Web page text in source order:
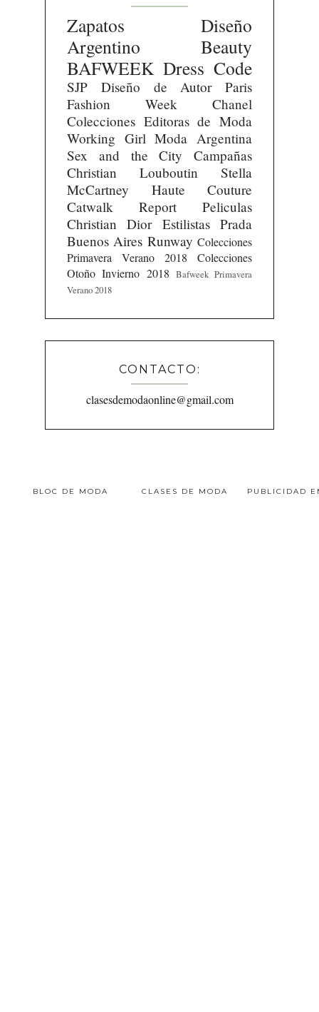
Zapatos
Diseño
Argentino
Beauty
BAFWEEK Dress Code
SJP Diseño de Autor
Paris
Fashion Week
Chanel
Colecciones Editoras de Moda
Working Girl Moda Argentina
Sex and the City
Campañas
Christian Louboutin
Stella
McCartney
Haute Couture
Catwalk Report
Peliculas
Christian Dior Estilistas Prada
Buenos Aires Runway Colecciones
Primavera Verano 2018
Colecciones
Otoño Invierno 2018 Bafweek Primavera
Verano 2018
CONTACTO:
clasesdemodaonline@gmail.com
BLOC DE MODA CLASES DE MODA PUBLICIDAD